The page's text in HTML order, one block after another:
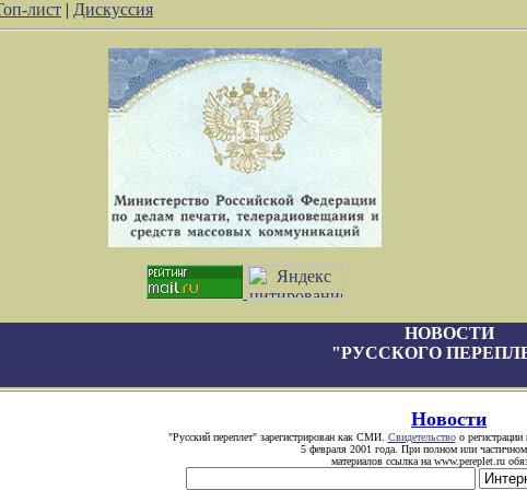
лист | Дискуссия
НОВОСТИ
"РУССКОГО
Новости
"Русский переплет" зарегистрирован как СМИ. Свидетельствоо
5 февраля 2001 года. При полном или
материалов ссылка на www.pereplet.ru